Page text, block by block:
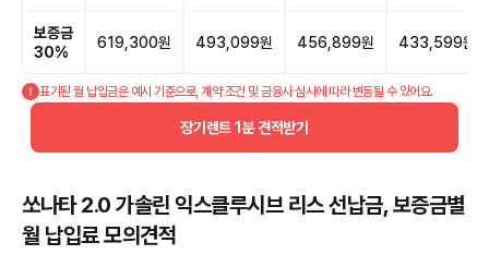
보증금
30%
619,300원 493,099원 456,899원 433,599원
표기된 월 납입금은 예시 기준으로, 계약 조건 및 금융사 심사에 따라 변동될 수 있어요.
장기렌트 1분 견적받기
쏘나타 2.0 가솔린 익스클루시브 리스 선납금, 보증금별
월 납입료 모의견적